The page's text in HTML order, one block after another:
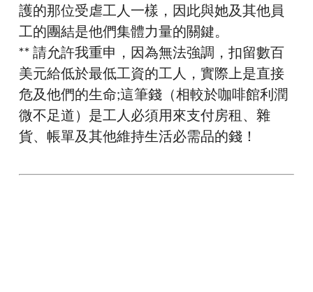
護的那位受虐工人一樣，因此與她及其他員
工的團結是他們集體力量的關鍵。
** 請允許我重申，因為無法強調，扣留數百
美元給低於最低工資的工人，實際上是直接
危及他們的生命;這筆錢（相較於咖啡館利潤
微不足道）是工人必須用來支付房租、雜
貨、帳單及其他維持生活必需品的錢！